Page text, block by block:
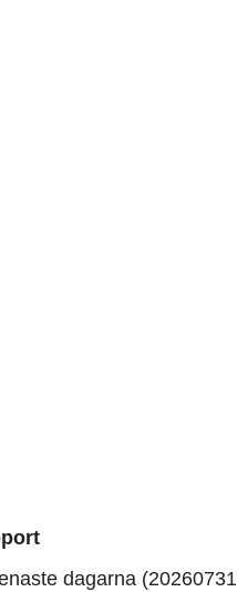
dagarna (20260731